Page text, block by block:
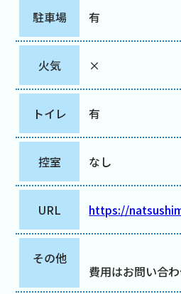
駐車場 有
火気 ×
トイレ 有
控室 なし
URL https://
その他
費用はお問い合